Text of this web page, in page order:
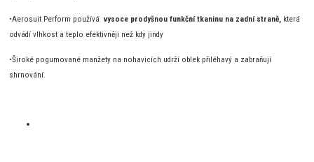
•Aerosuit Perform používávysoce prodyšnou funkční tkaninu na zadní straně, která
odvádí vlhkost a teplo efektivněji než kdy jindy
•Široké pogumované manžety na nohavicích udrží oblek přiléhavý a zabraňují
shrnování.